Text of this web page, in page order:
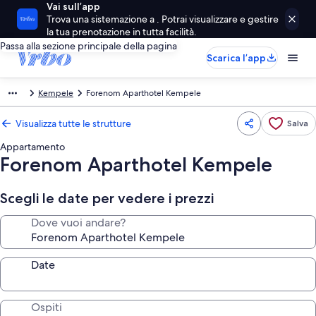
Vai sull’app
Trova una sistemazione a . Potrai visualizzare e gestire
la tua prenotazione in tutta facilità.
Passa alla sezione principale della pagina
Scarica l’app
Kempele Forenom Aparthotel Kempele
Visualizza tutte le strutture Salva
Appartamento
Forenom Aparthotel Kempele
Scegli le date per vedere i prezzi
Dove vuoi andare?
Date
Ospiti